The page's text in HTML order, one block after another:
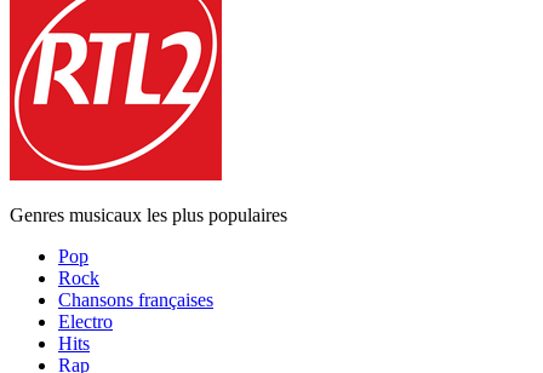
Genres musicaux les plus populaires
Pop
Rock
Chansons françaises
Electro
Hits
Rap